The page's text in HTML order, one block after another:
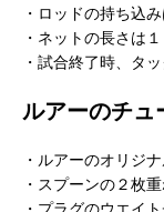
・ロッドの持ち込
・ネットの長さは
・試合終了時、タ
ルアーのチュ
・ルアーのオリジ
・スプーンの２枚重